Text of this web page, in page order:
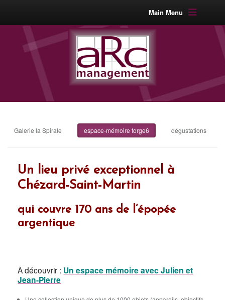
Main Menu
Galerie la Spirale espace-mémoire forge6 dégustations
Un lieu privé exceptionnel à
Chézard-Saint-Martin
qui couvre 170 ans de l’épopée
argentique
A découvrir : Un espace mémoire avec Julien et
Jean-Pierre